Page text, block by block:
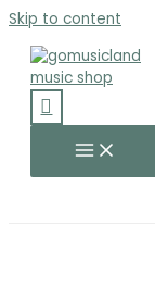
Skip to content